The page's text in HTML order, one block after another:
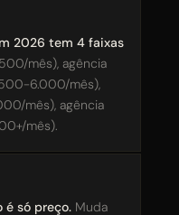
→
COMPROMISSO
2026 tem 4 faixas
mês), agência
6.000/mês),
mês), agência
mês).
é só preço.Muda